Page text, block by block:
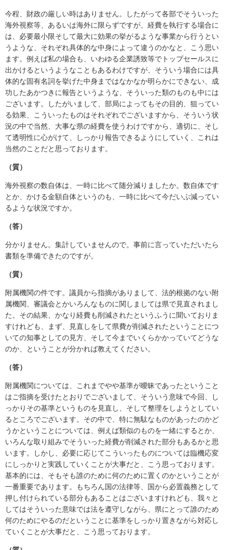
今程、財政の厳しい時はありません。したがって各部でそういった
海外視察等、あるいは海外に限らずですが、経費を執行する場合に
は、必要最小限そして最大に効果の挙がるような事業から行うとい
うような、それぞれ具体的な中身によって違うのかなと、こう思い
ます。例えば私の場合も、いわゆる企業誘致等でトップセールスに
出かけるというようなこともあるわけですが、そういう場合には具
体的な固有名詞を挙げた中身まではなかなか明らかにできない、成
功したあかつきに報告というような、そういった類のものも中には
ございます。したがいまして、部局によってもその目的、狙ってい
る効果、こういったものはそれぞれでございますから、そういう状
況の中で当然、大事な県の経費を使うわけですから、適切に、そし
て透明性に心がけて、しっかり報告できるようにしていく、これは
当然のことだと思っております。
（質）
海外視察の数自体は、一時に比べて随分減りましたか。数自体です
とか、かける金額自体というのも、一時に比べて今だいぶ減ってい
るような状況ですか。
（答）
分かりません。集計していませんので。事前に言っていただいたら
書類を準備できたのですが。
（質）
附属機関の件です。議員から指摘がありまして、法的根拠のない附
属機関、審議会とかいろんなものに関しましては県で見直されまし
た。その結果、かなり経費も削減されたというふうに聞いておりま
すけれども、まず、見直しをして県費が削減されたということにつ
いての知事としての見方、そして今までいくらかかっていてどうな
のか、ということが分かれば教えてください。
（答）
附属機関については、これまでやや基準が曖昧であったということ
はご指摘を受けたとおりでございまして、そういう意味で今回、し
っかりその基準というものを見直し、そして整理をしようとしてい
るところでございます。その中で、特に無駄なものがあったのかど
うかということについては、例えば類似のものを一緒にするとか、
いろんな取り組みでそういった経費が削減された部分もあるかと思
います。しかし、必要に応じてこういったものについては臨機応変
にしっかりと実践していくことが大事だと、こう思っております。
基本的には、そもそも誰のために何のために置くのかということが
一番重要であります。もちろん国の法律等、国から必置義務として
押し付けられている部分もあることはございますけれども、我々と
してはそういった意味では法を遵守しながら、県にとって誰のため
何のためにやるのだということに基準をしっかり置きながら対応し
ていくことが大事だと、こう思っております。